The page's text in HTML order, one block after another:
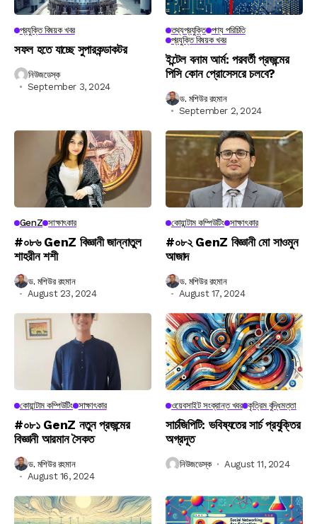
প্রযুক্তি বিষয়ক খবর
সফল হতে যাচ্ছে সুপারকন্ডাকটর
নিউজডেস্ক
September 3, 2024
তথ্যপ্রযুক্তি পণ্য পরিচিতি
প্রযুক্তি বিষয়ক খবর
ইন্টেল বনাম আর্ম: পরবর্তী প্রজন্মের
পিসি কোন প্রোসেসরে চলবে?
ড. মশিউর রহমান
September 2, 2024
GenZ সাক্ষাৎকার
#০৮৬ GenZ বিজ্ঞানী জান্নাতুল
শাহরীন শশী
ড. মশিউর রহমান
August 23, 2024
কোয়ান্টাম কম্পিউটিং সাক্ষাৎকার
#০৮২ GenZ বিজ্ঞানী মো সাওমুন
আজাদ
ড. মশিউর রহমান
August 17, 2024
কোয়ান্টাম কম্পিউটিং সাক্ষাৎকার
#০৮১ GenZ নতুন প্রজন্মের
বিজ্ঞানী আরমান সৈকত
ড. মশিউর রহমান
August 16, 2024
ওয়েবসাইট সংক্রান্ত খবর কৃত্রিম বুদ্ধিমত্তা
সার্চজিপিটি: ভবিষ্যতের সার্চ প্রযুক্তির
অগ্রদূত
নিউজডেস্ক August 11, 2024